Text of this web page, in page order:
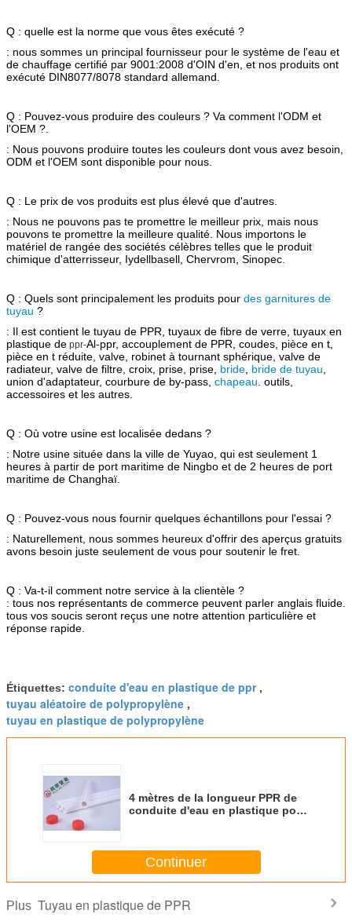
Q : quelle est la norme que vous êtes exécuté ?
: nous sommes un principal fournisseur pour le système de l'eau et
de chauffage certifié par 9001:2008 d'OIN d'en, et nos produits ont
exécuté DIN8077/8078 standard allemand.
Q : Pouvez-vous produire des couleurs ? Va comment l'ODM et
l'OEM ?.
: Nous pouvons produire toutes les couleurs dont vous avez besoin,
ODM et l'OEM sont disponible pour nous.
Q : Le prix de vos produits est plus élevé que d'autres.
: Nous ne pouvons pas te promettre le meilleur prix, mais nous
pouvons te promettre la meilleure qualité. Nous importons le
matériel de rangée des sociétés célèbres telles que le produit
chimique d'atterrisseur, Iydellbasell, Chervrom, Sinopec.
Q : Quels sont principalement les produits pour des garnitures de
tuyau ?
: Il est contient le tuyau de PPR, tuyaux de fibre de verre, tuyaux en
plastique de ppr-Al-ppr, accouplement de PPR, coudes, pièce en t,
pièce en t réduite, valve, robinet à tournant sphérique, valve de
radiateur, valve de filtre, croix, prise, prise, bride bride de tuyau
union d'adaptateur, courbure de by-pass, chapeau . outils,
accessoires et les autres.
Q : Où votre usine est localisée dedans ?
: Notre usine située dans la ville de Yuyao, qui est seulement 1
heures à partir de port maritime de Ningbo et de 2 heures de port
maritime de Changhaï.
Q : Pouvez-vous nous fournir quelques échantillons pour l'essai ?
: Naturellement, nous sommes heureux d'offrir des aperçus gratuits
avons besoin juste seulement de vous pour soutenir le fret.
Q : Va-t-il comment notre service à la clientèle ?
: tous nos représentants de commerce peuvent parler anglais fluide.
tous vos soucis seront reçus une notre attention particulière et
réponse rapide.
Étiquettes: conduite d'eau en plastique de ppr,
tuyau aléatoire de polypropylène ,
tuyau en plastique de polypropylène
4 mètres de la longueur PPR de
conduite d'eau en plastique pour
Continuer
Plus Tuyau en plastique de PPR